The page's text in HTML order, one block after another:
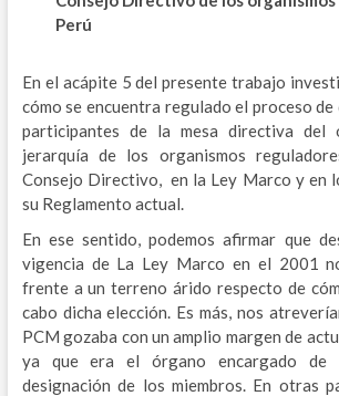
Perú
En el acápite 5 del presente trabajo
cómo se encuentra regulado el proceso
participantes de la mesa directiva del
jerarquía de los organismos
Consejo Directivo, en la Ley Marco y en
su Reglamento actual.
En ese sentido, podemos afirmar que
vigencia de La Ley Marco en el 2001
frente a un terreno árido respecto de
cabo dicha elección. Es más, nos
PCM gozaba con un amplio margen de
ya que era el órgano encargado
designación de los miembros. En otras